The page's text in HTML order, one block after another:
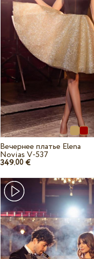
Вечернее платье Elena
Novias V-537
349.00 €